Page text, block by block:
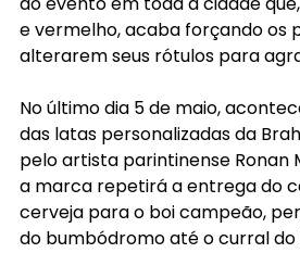
e vermelho, acaba forçando os
alterarem seus rótulos para
No último dia 5 de maio,
das latas personalizadas da
pelo artista parintinense Ronan
a marca repetirá a entrega do
cerveja para o boi campeão,
do bumbódromo até o curral do